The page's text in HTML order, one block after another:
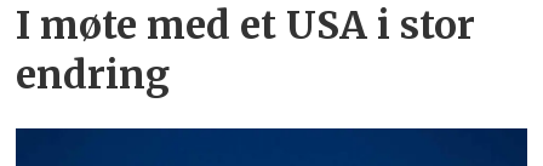
I møte med et USA i stor
endring